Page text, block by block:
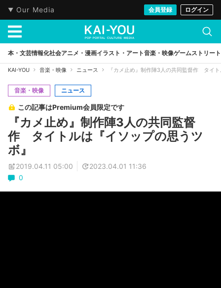
Our Media 会員登録 ログイン
本・文芸情報化社会アニメ・漫画イラスト・アート音楽・映像ゲームストリート
KAI-YOU 音楽・映像 ニュース 『カメ止め』制作陣3人の共同監督作 タイ
音楽・映像 ニュース
この記事はPremium会員限定です
『カメ止め』制作陣3人の共同監督
作 タイトルは『イソップの思うツ
ボ』
2019.04.11 05:00
2023.04.01 11:36
0